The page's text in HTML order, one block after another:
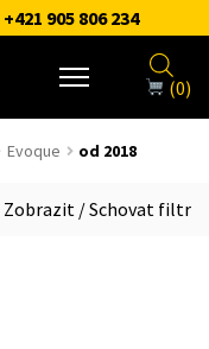
+421 905 806 234
(0)
Evoque od 2018
Zobrazit / Schovat filtr